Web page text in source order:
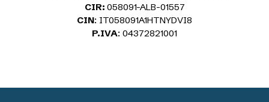
CIR: 058091-ALB-01557
CIN: IT058091A1HTNYDVI8
P.IVA: 04372821001